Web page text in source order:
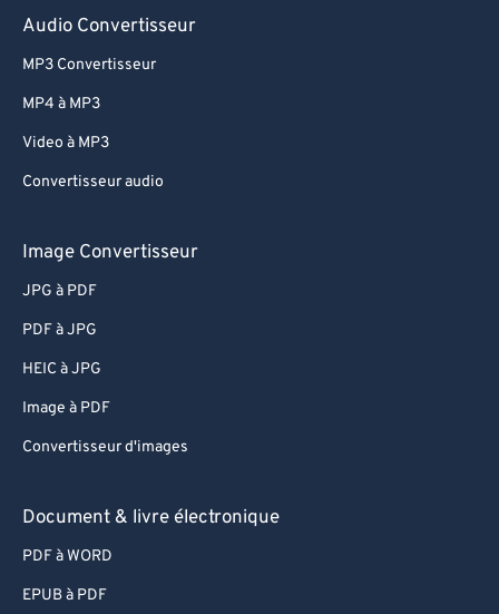
Audio Convertisseur
MP3 Convertisseur
MP4 à MP3
Video à MP3
Convertisseur audio
Image Convertisseur
JPG à PDF
PDF à JPG
HEIC à JPG
Image à PDF
Convertisseur d'images
Document & livre électronique
PDF à WORD
EPUB à PDF